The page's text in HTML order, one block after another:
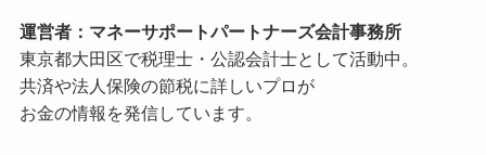
運営者：マネーサポートパートナーズ会計事務所
東京都大田区で税理士・公認会計士として活動中。
共済や法人保険の節税に詳しいプロが
お金の情報を発信しています。